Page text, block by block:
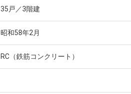
35戸／3階建
昭和58年2月
RC（鉄筋コンクリート）